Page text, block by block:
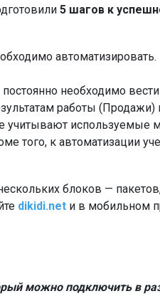
5 шагов к
автоматизировать.
необходимо
работы (Продажи)
учитывают используемые
того, к автоматизации
блоков —
dikidi.net и в мобильном
можно подключить в